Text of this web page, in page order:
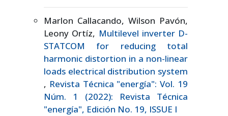
Marlon Callacando, Wilson Pavón,
Leony Ortíz, Multilevel inverter D-
STATCOM for reducing total
harmonic distortion in a non-linear
loads electrical distribution system
, Revista Técnica "energía": Vol. 19
Núm. 1 (2022): Revista Técnica
"energía", Edición No. 19, ISSUE I